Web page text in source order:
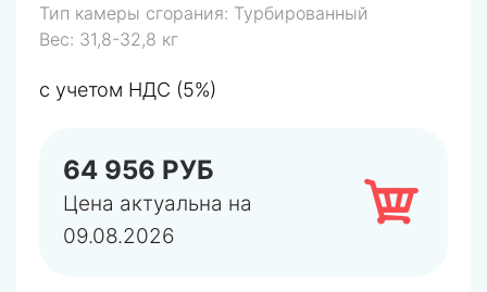
Тип камеры сгорания: Турбированный
Вес: 31,8-32,8 кг
с учетом НДС (5%)
64 956 РУБ
Цена актуальна на
09.08.2026